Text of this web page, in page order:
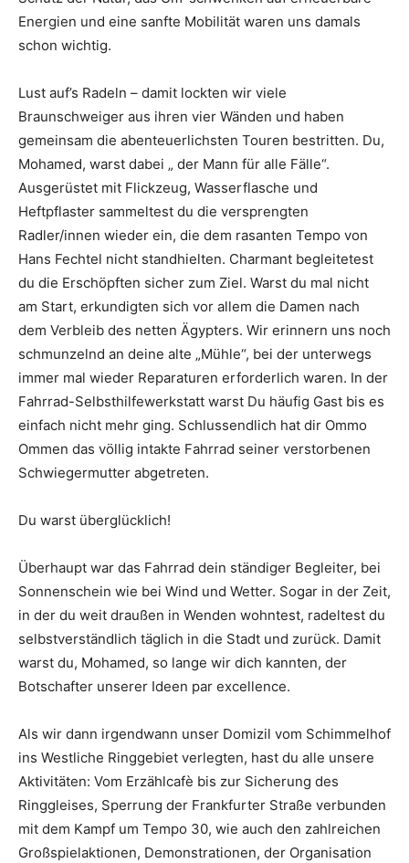
Energien und eine sanfte Mobilität waren uns damals
schon wichtig.
Lust auf’s Radeln – damit lockten wir viele
Braunschweiger aus ihren vier Wänden und haben
gemeinsam die abenteuerlichsten Touren bestritten. Du,
Mohamed, warst dabei „ der Mann für alle Fälle“.
Ausgerüstet mit Flickzeug, Wasserflasche und
Heftpflaster sammeltest du die versprengten
Radler/innen wieder ein, die dem rasanten Tempo von
Hans Fechtel nicht standhielten. Charmant begleitetest
du die Erschöpften sicher zum Ziel. Warst du mal nicht
am Start, erkundigten sich vor allem die Damen nach
dem Verbleib des netten Ägypters. Wir erinnern uns noch
schmunzelnd an deine alte „Mühle“, bei der unterwegs
immer mal wieder Reparaturen erforderlich waren. In der
Fahrrad-Selbsthilfewerkstatt warst Du häufig Gast bis es
einfach nicht mehr ging. Schlussendlich hat dir Ommo
Ommen das völlig intakte Fahrrad seiner verstorbenen
Schwiegermutter abgetreten.
Du warst überglücklich!
Überhaupt war das Fahrrad dein ständiger Begleiter, bei
Sonnenschein wie bei Wind und Wetter. Sogar in der Zeit,
in der du weit draußen in Wenden wohntest, radeltest du
selbstverständlich täglich in die Stadt und zurück. Damit
warst du, Mohamed, so lange wir dich kannten, der
Botschafter unserer Ideen par excellence.
Als wir dann irgendwann unser Domizil vom Schimmelhof
ins Westliche Ringgebiet verlegten, hast du alle unsere
Aktivitäten: Vom Erzählcafè bis zur Sicherung des
Ringgleises, Sperrung der Frankfurter Straße verbunden
mit dem Kampf um Tempo 30, wie auch den zahlreichen
Großspielaktionen, Demonstrationen, der Organisation